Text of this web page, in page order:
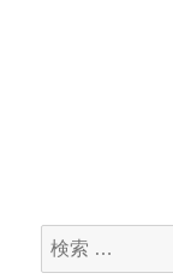
検
索